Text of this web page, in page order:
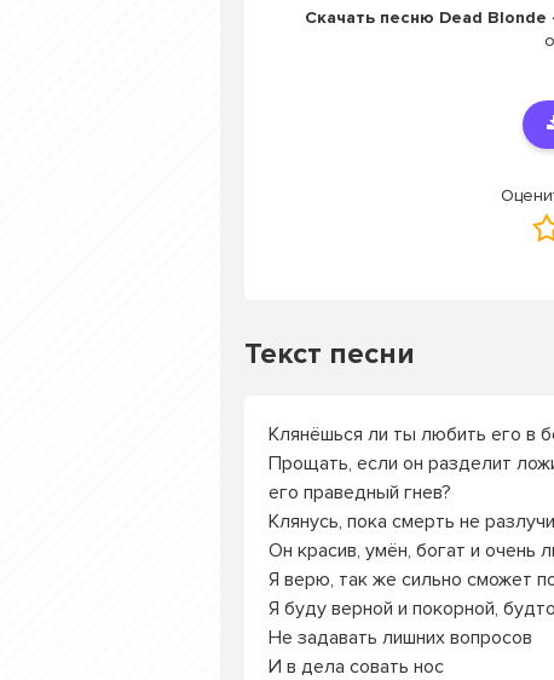
Скачать песню Dead
Текст песни
Клянёшься ли ты любить его в
Прощать, если он разделит
его праведный гнев?
Клянусь, пока смерть не
Он красив, умён, богат и очень
Я верю, так же сильно сможет
Я буду верной и покорной,
Не задавать лишних вопросов
И в дела совать нос